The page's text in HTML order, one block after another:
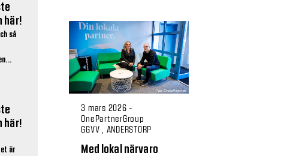
här!
så
här!
är
3 mars 2026 -
OnePartnerGroup
GGVV , ANDERSTORP
Med lokal närvaro